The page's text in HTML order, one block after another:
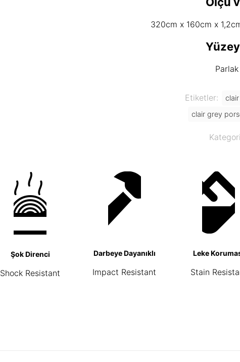
320cm x 160cm x
Etiketler:
clair grey
Şok Direnci
Shock Resistant
Darbeye Dayanıklı
Impact Resistant
Leke
Stain